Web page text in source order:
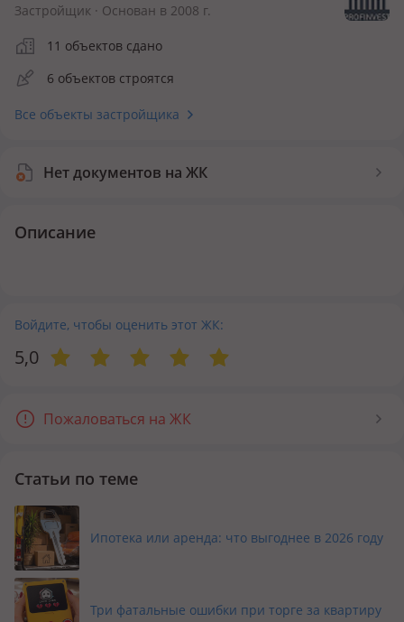
Застройщик · Основан в 2008 г.
11 объектов сдано
6 объектов строятся
Все объекты застройщика
Нет документов на ЖК
Описание
Войдите, чтобы оценить этот ЖК:
5,0
Пожаловаться на ЖК
Статьи по теме
Ипотека или аренда: что выгоднее в 2026 году
Три фатальные ошибки при торге за квартиру